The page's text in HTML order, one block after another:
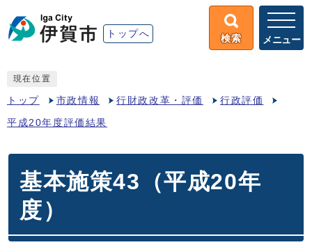
トップへ 検索 メニュー
現在位置
トップ 市政情報 行財政改革・評価 行政評価
平成20年度評価結果
基本施策43（平成20年
度）